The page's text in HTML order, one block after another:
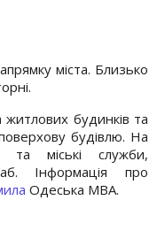
міста. Близько
житлових будинків та
будівлю. На
та міські служби,
Інформація про
Одеська МВА.